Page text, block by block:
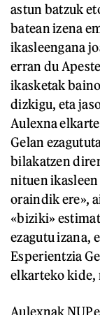
astun batzuk
batean izena
ikasleengana
erran du
ikasketak
dizkigu, eta
Aulexna
Gelan
bilakatzen
nituen
oraindik ere»,
«biziki»
ezagutu izana,
Esperientzia
elkarteko kide,
Aulexnak